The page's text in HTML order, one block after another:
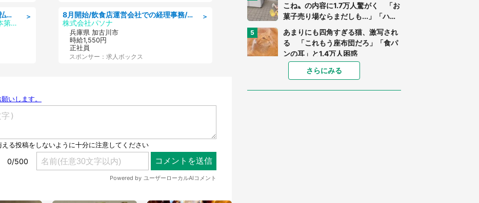
＞
自動車製品の加工・運搬/寮完備/日払い/工場・製造
UTエージェント株式会社AGT西日本第二CU
＞
8月開始/飲食店運営会社での経理事務/即日勤務可/車通勤可/経理/一般事務
株式会社パソナ
兵庫県 加古川市
時給1,550円
正社員
スポンサー：求人ボックス
こね〟の内容に1.7万人驚がく 「お
菓子売り場ならまだしも...」「ハー
あまりにも四角すぎる猫、激写され
る 「これもう座布団だろ」「食パ
ンの耳」と1.4万人困惑
家に〝デカい蛾〟が居座り続けて3
日間...ビビり続けた住人 判明した
〝まさかの正体〟に14万人も困惑
さらにみる